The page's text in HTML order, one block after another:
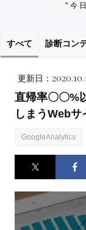
"今
すべて 診断コン
更新日：
直帰率〇〇%
しまうWeb
GoogleAnalytics